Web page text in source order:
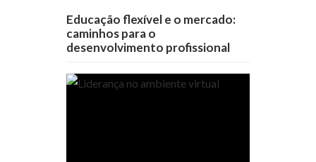
Educação flexível e o mercado:
caminhos para o
desenvolvimento profissional